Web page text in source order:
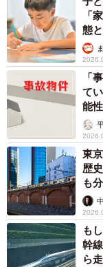
「なんじゃこりゃ！
正体は？ 昭和の
太田 浩子
2026.08.06
エ
ま
ら
カ
「
詐
→最
提